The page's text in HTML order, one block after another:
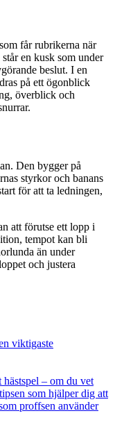
får rubrikerna när
en kusk som under
beslut. I en
på ett ögonblick
överblick och
Den bygger på
styrkor och banans
för att ta ledningen,
att förutse ett lopp i
tempot kan bli
än under
och justera
viktigaste
– om du vet
som hjälper dig att
proffsen använder